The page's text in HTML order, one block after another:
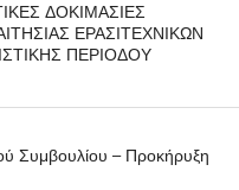
ΔΟΚΙΜΑΣΙΕΣ
ΕΡΑΣΙΤΕΧΝΙΚΩΝ
ΠΕΡΙΟΔΟΥ
Συμβουλίου – Προκήρυξη